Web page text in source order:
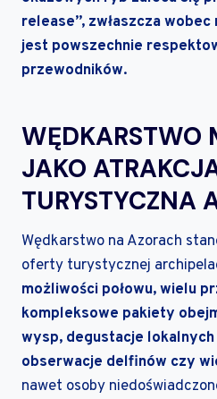
release”, zwłaszcza
jest powszechnie
przewodników.
WĘDKARSTWO
JAKO
TURYSTYCZNA
Wędkarstwo na Azorach
oferty turystycznej
możliwości połowu, wielu
kompleksowe pakiety
wysp, degustacje
obserwacje delfinów czy
nawet osoby